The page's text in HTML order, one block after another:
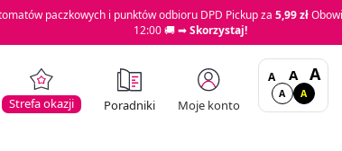
paczkowych i punktów odbioru DPD Pickup za 5,99 zł
12:00 🚚 ➡Skorzystaj!
Strefa okazji Poradniki Moje konto
A A A
A A